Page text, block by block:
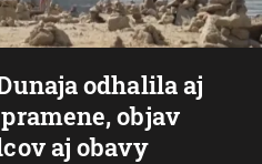
odhalila aj
objav
aj obavy